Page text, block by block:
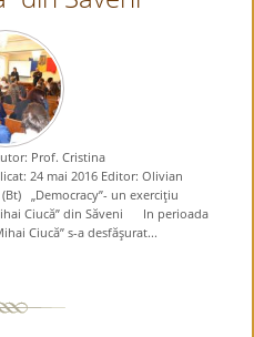
Prof. Cristina
24 mai 2016 Editor: Olivian
„Democracy”- un exerciţiu
Ciucă” din Săveni In perioada
Ciucă” s-a desfăşurat...